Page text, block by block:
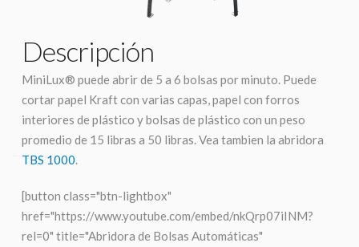
Descripción
MiniLux® puede abrir de 5 a 6 bolsas por minuto. Puede
cortar papel Kraft con varias capas, papel con forros
interiores de plástico y bolsas de plástico con un peso
promedio de 15 libras a 50 libras. Vea tambien la abridora
TBS 1000.
[button class="btn-lightbox"
href="https://www.youtube.com/embed/nkQrp07iINM?
rel=0" title="Abridora de Bolsas Automáticas"